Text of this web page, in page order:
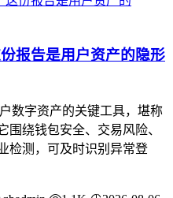
报告是用户资产的隐形
数字资产的关键工具，堪称
围绕钱包安全、交易风险、
检测，可及时识别异常登